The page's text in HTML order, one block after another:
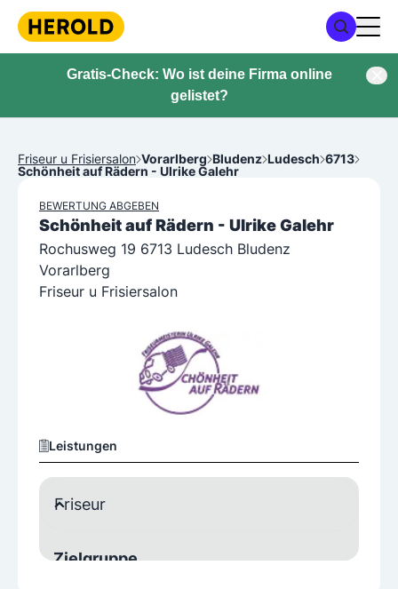
Gratis-Check: Wo ist deine Firma online
gelistet?
Friseur u Frisiersalon Vorarlberg Bludenz Ludesch 6713
Schönheit auf Rädern - Ulrike Galehr
BEWERTUNG ABGEBEN
Schönheit auf Rädern - Ulrike Galehr
Rochusweg 19 6713 Ludesch Bludenz
Vorarlberg
Friseur u Frisiersalon
Leistungen
Friseur
Zielgruppe